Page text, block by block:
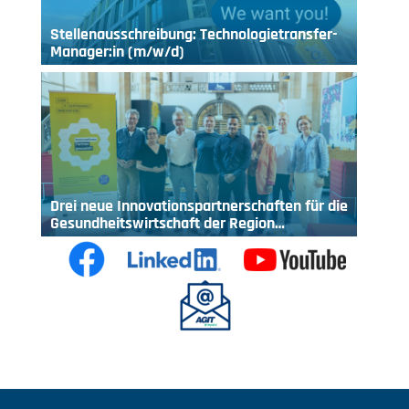
Stellenausschreibung: Technologietransfer-
Manager:in (m/w/d)
Drei neue Innovationspartnerschaften für die
Gesundheitswirtschaft der Region…